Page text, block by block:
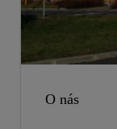
O nás